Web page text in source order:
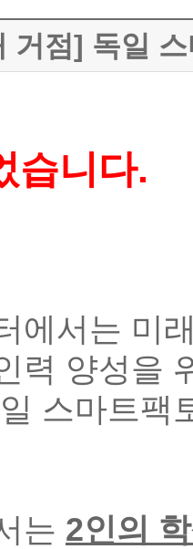
거점] 독일
습니다.
에서는 미
력 양성을
스마트팩
는 2인의